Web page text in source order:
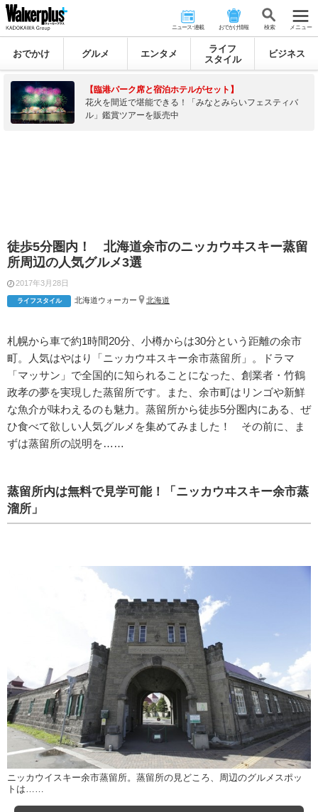
ニュース･連載 おでかけ情報 検 索 メニュー
おでかけ グルメ エンタメ
ライフ
スタイル
ビジネス
【臨港パーク席と宿泊ホテルがセット】
花火を間近で堪能できる！「みなとみらいフェスティバ
ル」鑑賞ツアーを販売中
徒歩5分圏内！ 北海道余市のニッカウヰスキー蒸留
所周辺の人気グルメ3選
2017年3月28日
ライフスタイル 北海道ウォーカー 北海道
札幌から車で約1時間20分、小樽からは30分という距離の余市
町。人気はやはり「ニッカウヰスキー余市蒸留所」。ドラマ
「マッサン」で全国的に知られることになった、創業者・竹鶴
政孝の夢を実現した蒸留所です。また、余市町はリンゴや新鮮
な魚介が味わえるのも魅力。蒸留所から徒歩5分圏内にある、ぜ
ひ食べて欲しい人気グルメを集めてみました！ その前に、ま
ずは蒸留所の説明を……
蒸留所内は無料で見学可能！「ニッカウヰスキー余市蒸
溜所」
ニッカウイスキー余市蒸留所。蒸留所の見どころ、周辺のグルメスポッ
トは……